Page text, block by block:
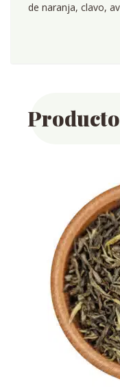
de naranja, clavo,